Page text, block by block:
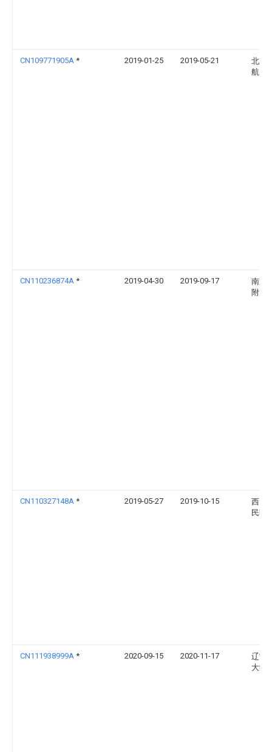
CN109771905A * 2019-01-25 2019-05-21
北京
航天
CN110236874A * 2019-04-30 2019-09-17
南通
附属
CN110327148A * 2019-05-27 2019-10-15
西昌
民医
CN111938999A * 2020-09-15 2020-11-17
辽宁
大学